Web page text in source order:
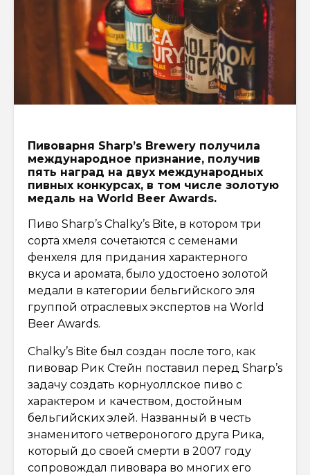
Пивоварня Sharp’s Brewery получила
международное признание, получив
пять наград на двух международных
пивных конкурсах, в том числе золотую
медаль на World Beer Awards.
Пиво Sharp’s Chalky’s Bite, в котором три
сорта хмеля сочетаются с семенами
фенхеля для придания характерного
вкуса и аромата, было удостоено золотой
медали в категории бельгийского эля
группой отраслевых экспертов на World
Beer Awards.
Chalky’s Bite был создан после того, как
пивовар Рик Стейн поставил перед Sharp’s
задачу создать корнуоллское пиво с
характером и качеством, достойным
бельгийских элей. Названный в честь
знаменитого четвероногого друга Рика,
который до своей смерти в 2007 году
сопровождал пивовара во многих его